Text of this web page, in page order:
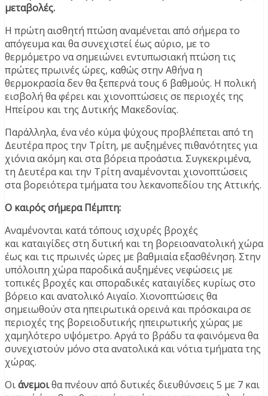
μεταβολές.
Η πρώτη αισθητή πτώση αναμένεται από σήμερα το
απόγευμα και θα συνεχιστεί έως αύριο, με το
θερμόμετρο να σημειώνει εντυπωσιακή πτώση τις
πρώτες πρωινές ώρες, καθώς στην Αθήνα η
θερμοκρασία δεν θα ξεπερνά τους 6 βαθμούς. Η πολική
εισβολή θα φέρει και χιονοπτώσεις σε περιοχές της
Ηπείρου και της Δυτικής Μακεδονίας.
Παράλληλα, ένα νέο κύμα ψύχους προβλέπεται από τη
Δευτέρα προς την Τρίτη, με αυξημένες πιθανότητες για
χιόνια ακόμη και στα βόρεια προάστια. Συγκεκριμένα,
τη Δευτέρα και την Τρίτη αναμένονται χιονοπτώσεις
στα βορειότερα τμήματα του λεκανοπεδίου της Αττικής.
Ο καιρός σήμερα Πέμπτη:
Αναμένονται κατά τόπους ισχυρές βροχές
και καταιγίδες στη δυτική και τη βορειοανατολική χώρα
έως και τις πρωινές ώρες με βαθμιαία εξασθένηση. Στην
υπόλοιπη χώρα παροδικά αυξημένες νεφώσεις με
τοπικές βροχές και σποραδικές καταιγίδες κυρίως στο
βόρειο και ανατολικό Αιγαίο. Χιονοπτώσεις θα
σημειωθούν στα ηπειρωτικά ορεινά και πρόσκαιρα σε
περιοχές της βορειοδυτικής ηπειρωτικής χώρας με
χαμηλότερο υψόμετρο. Αργά το βράδυ τα φαινόμενα θα
συνεχιστούν μόνο στα ανατολικά και νότια τμήματα της
χώρας.
Οιάνεμοιθα πνέουν από δυτικές διευθύνσεις 5 με 7 και